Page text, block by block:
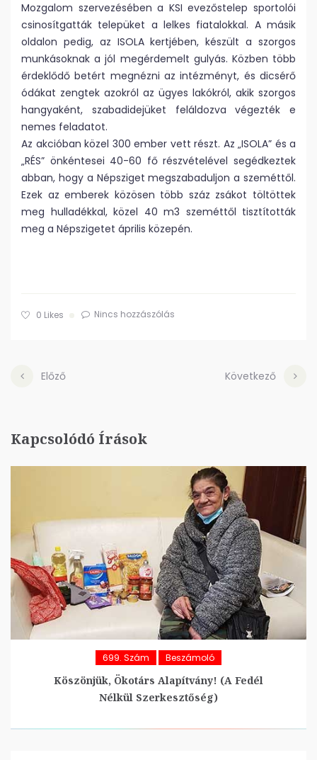
Mozgalom szervezésében a KSI evezőstelep sportolói
csinosítgatták telepüket a lelkes fiatalokkal. A másik
oldalon pedig, az ISOLA kertjében, készült a szorgos
munkásoknak a jól megérdemelt gulyás. Közben több
érdeklődő betért megnézni az intézményt, és dicsérő
ódákat zengtek azokról az ügyes lakókról, akik szorgos
hangyaként, szabadidejüket feláldozva végezték e
nemes feladatot.
Az akcióban közel 300 ember vett részt. Az „ISOLA” és a
„RÉS” önkéntesei 40-60 fő részvételével segédkeztek
abban, hogy a Népsziget megszabaduljon a szeméttől.
Ezek az emberek közösen több száz zsákot töltöttek
meg hulladékkal, közel 40 m3 szeméttől tisztították
meg a Népszigetet április közepén.
0 Likes Nincs hozzászólás
Előző Következő
Kapcsolódó Írások
699. Szám Beszámoló
Köszönjük, Ökotárs Alapítvány! (A Fedél
Nélkül Szerkesztőség)